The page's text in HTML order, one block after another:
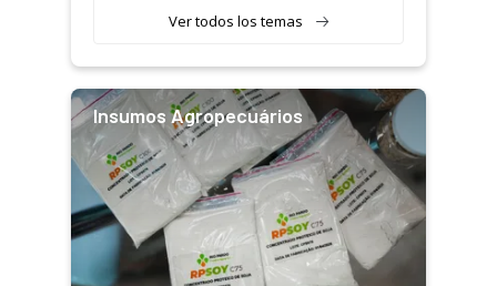
Ver todos los temas
Insumos Agropecuários